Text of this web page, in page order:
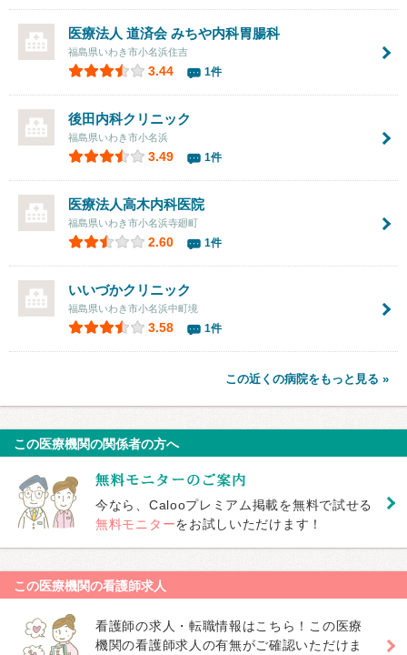
医療法人 道済会 みちや内科胃腸科
福島県いわき市小名浜住吉
3.44 1件
後田内科クリニック
福島県いわき市小名浜
3.49 1件
医療法人高木内科医院
福島県いわき市小名浜寺廻町
2.60 1件
いいづかクリニック
福島県いわき市小名浜中町境
3.58 1件
この近くの病院をもっと見る »
この医療機関の関係者の方へ
今なら、Calooプレミアム掲載を無料で試せる
無料モニターをお試しいただけます！
この医療機関の看護師求人
看護師の求人・転職情報はこちら！この医療
機関の看護師求人の有無がご確認いただけま